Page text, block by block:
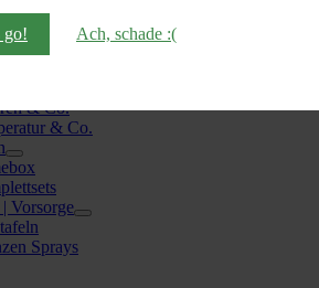
go! Ach, schade :(
& Co.
& Co.
Vorsorge
Sprays